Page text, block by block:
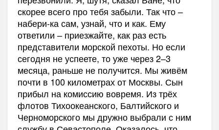
скорее всего про тебя забыли. Так что –
набери-ка сам, узнай, что и как. Ему
ответили – приезжайте, как раз есть
представители морской пехоты. Но если
сегодня не успеете, то уже через 2–3
месяца, раньше не получится. Мы живём
почти в 100 километрах от Москвы. Сын
прибыл на комиссию вовремя. Из трёх
флотов Тихоокеанского, Балтийского и
Черноморского мы дружно выбрали с ним